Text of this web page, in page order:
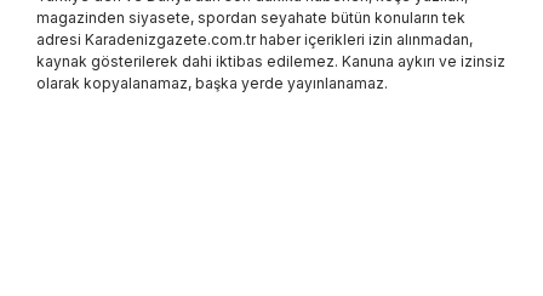
magazinden siyasete, spordan seyahate bütün konuların tek
adresi Karadenizgazete.com.tr haber içerikleri izin alınmadan,
kaynak gösterilerek dahi iktibas edilemez. Kanuna aykırı ve izinsiz
olarak kopyalanamaz, başka yerde yayınlanamaz.